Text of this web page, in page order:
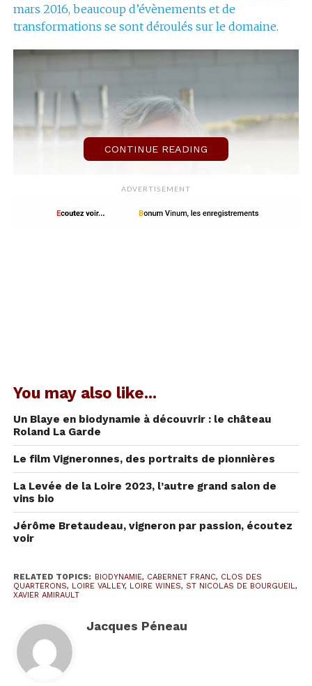
mars 2016, beaucoup d’évènements et de
transformations se sont déroulés sur le domaine.
douzaine de personnes pour mettre en valeur
est important, c’est ce qui fait le vin. »Chacun
ajoute sa touche pour faire émerger le goût de
l’endroit, de la taille aux multiples dégustation à
l’aveugle avant la mise en bouteille.
CONTINUE READING
ADVERTISEMENT
You may also like...
Un Blaye en biodynamie à découvrir : le château
Roland La Garde
Le film Vigneronnes, des portraits de pionnières
La Levée de la Loire 2023, l’autre grand salon de
vins bio
Jérôme Bretaudeau, vigneron par passion, écoutez
voir
RELATED TOPICS: BIODYNAMIE, CABERNET FRANC, CLOS DES
QUARTERONS, LOIRE VALLEY, LOIRE WINES, ST NICOLAS DE BOURGUEIL,
XAVIER AMIRAULT
Jacques Péneau